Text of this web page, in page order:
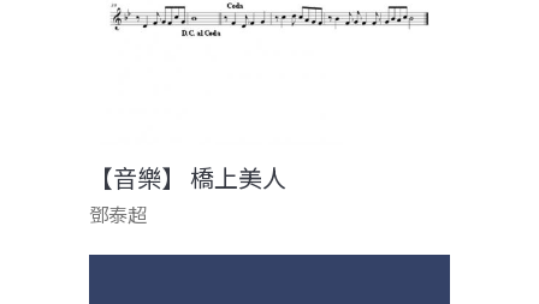
【音樂】 橋上美人
鄧泰超